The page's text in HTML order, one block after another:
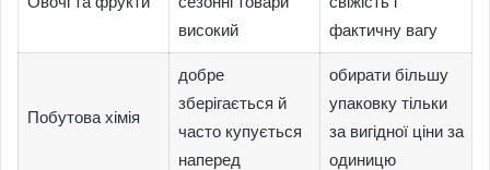
високий
фактичну вагу
Побутова хімія
добре
зберігається й
часто купується
наперед
обирати більшу
упаковку тільки
за вигідної ціни за
одиницю